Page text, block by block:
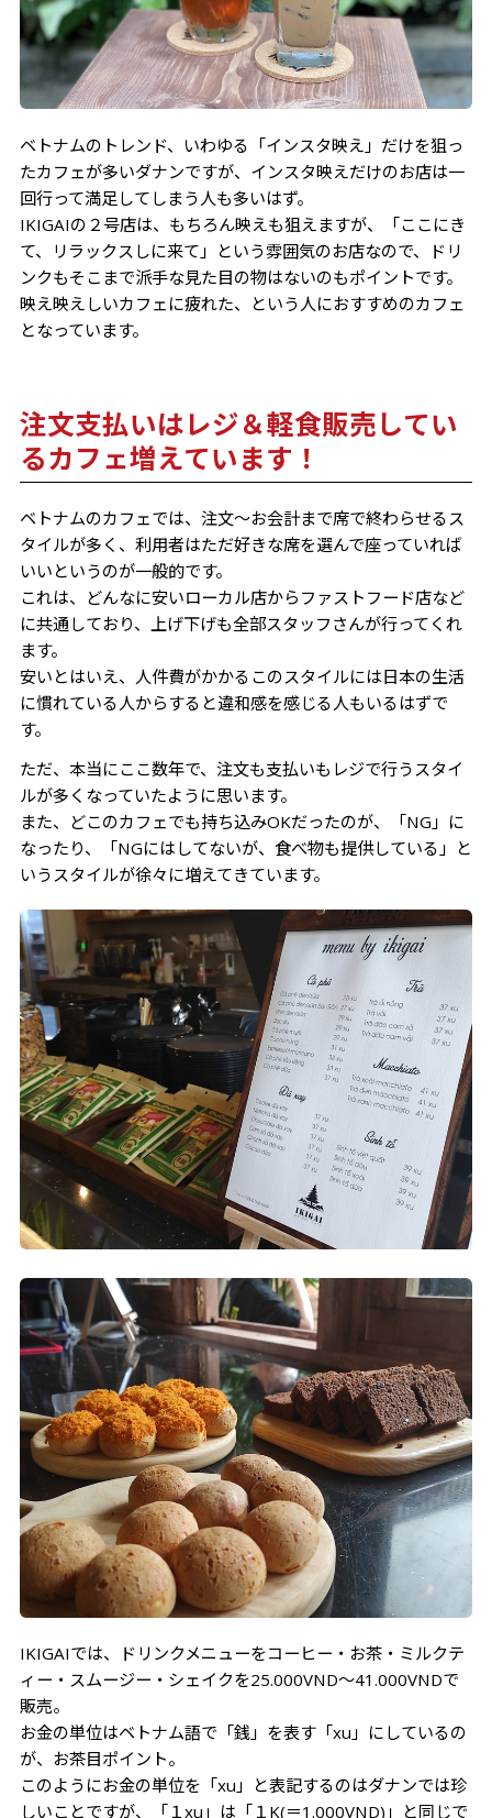
ベトナムのトレンド、いわゆる「インスタ映え」だけを狙っ
たカフェが多いダナンですが、インスタ映えだけのお店は一
回行って満足してしまう人も多いはず。
IKIGAIの２号店は、もちろん映えも狙えますが、「ここにき
て、リラックスしに来て」という雰囲気のお店なので、ドリ
ンクもそこまで派手な見た目の物はないのもポイントです。
映え映えしいカフェに疲れた、という人におすすめのカフェ
となっています。
注文支払いはレジ＆軽食販売してい
るカフェ増えています！
ベトナムのカフェでは、注文～お会計まで席で終わらせるス
タイルが多く、利用者はただ好きな席を選んで座っていれば
いいというのが一般的です。
これは、どんなに安いローカル店からファストフード店など
に共通しており、上げ下げも全部スタッフさんが行ってくれ
ます。
安いとはいえ、人件費がかかるこのスタイルには日本の生活
に慣れている人からすると違和感を感じる人もいるはずで
す。
ただ、本当にここ数年で、注文も支払いもレジで行うスタイ
ルが多くなっていたように思います。
また、どこのカフェでも持ち込みOKだったのが、「NG」に
なったり、「NGにはしてないが、食べ物も提供している」と
いうスタイルが徐々に増えてきています。
IKIGAIでは、ドリンクメニューをコーヒー・お茶・ミルクテ
ィー・スムージー・シェイクを25.000VND～41.000VNDで
販売。
お金の単位はベトナム語で「銭」を表す「xu」にしているの
が、お茶目ポイント。
このようにお金の単位を「xu」と表記するのはダナンでは珍
しいことですが、「１xu」は「１K(＝1.000VND)」と同じで